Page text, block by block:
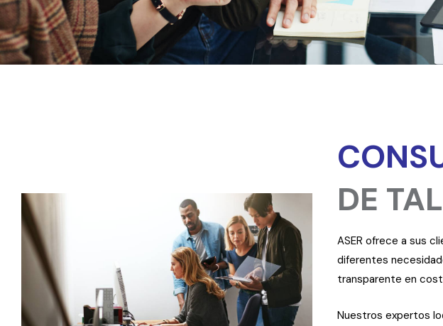
DE
ASER ofrece a sus
diferentes
transparente en
Nuestros expertos